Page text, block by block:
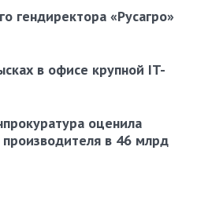
гендиректора «Русагро»
в офисе крупной IT-
оценила
в 46 млрд